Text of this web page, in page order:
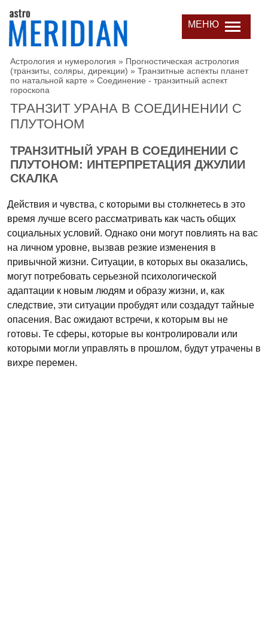
МЕНЮ
Астрология и нумерология » Прогностическая астрология
(транзиты, соляры, дирекции) » Транзитные аспекты планет
по натальной карте » Соединение - транзитный аспект
гороскопа
ТРАНЗИТ УРАНА В СОЕДИНЕНИИ С
ПЛУТОНОМ
ТРАНЗИТНЫЙ УРАН В СОЕДИНЕНИИ С
ПЛУТОНОМ: ИНТЕРПРЕТАЦИЯ ДЖУЛИИ
СКАЛКА
Действия и чувства, с которыми вы столкнетесь в это
время лучше всего рассматривать как часть общих
социальных условий. Однако они могут повлиять на вас
на личном уровне, вызвав резкие изменения в
привычной жизни. Ситуации, в которых вы оказались,
могут потребовать серьезной психологической
адаптации к новым людям и образу жизни, и, как
следствие, эти ситуации пробудят или создадут тайные
опасения. Вас ожидают встречи, к которым вы не
готовы. Те сферы, которые вы контролировали или
которыми могли управлять в прошлом, будут утрачены в
вихре перемен.